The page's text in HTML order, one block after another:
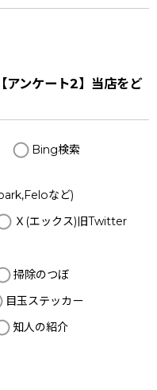
アンケート2】当店をど
Bing検索
など)
Ｘ(エックス)旧Twitter
掃除のつぼ
目玉ステッカー
知人の紹介